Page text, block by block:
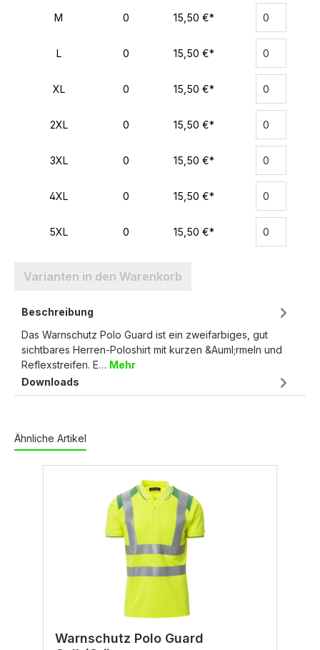
M 0 15,50 €*
L 0 15,50 €*
XL 0 15,50 €*
2XL 0 15,50 €*
3XL 0 15,50 €*
4XL 0 15,50 €*
5XL 0 15,50 €*
Varianten in den Warenkorb
Beschreibung
Das Warnschutz Polo Guard ist ein zweifarbiges, gut
sichtbares Herren-Poloshirt mit kurzen &Auml;rmeln und
Reflexstreifen. E… Mehr
Downloads
Ähnliche Artikel
Warnschutz Polo Guard